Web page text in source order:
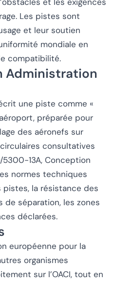
Les pistes sont
et leur soutien
mondiale en
compatibilité.
Administration
une piste comme «
préparée pour
des aéronefs sur
consultatives
5300-13A, Conception
normes techniques
la résistance des
de séparation, les zones
déclarées.
européenne pour la
organismes
sur l’OACI, tout en